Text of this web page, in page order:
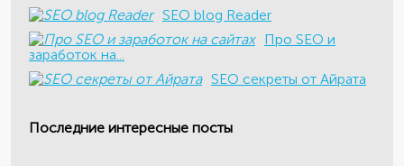
SEO blog Reader
Про SEO и
заработок на...
SEO секреты от Айрата
Последние интересные посты